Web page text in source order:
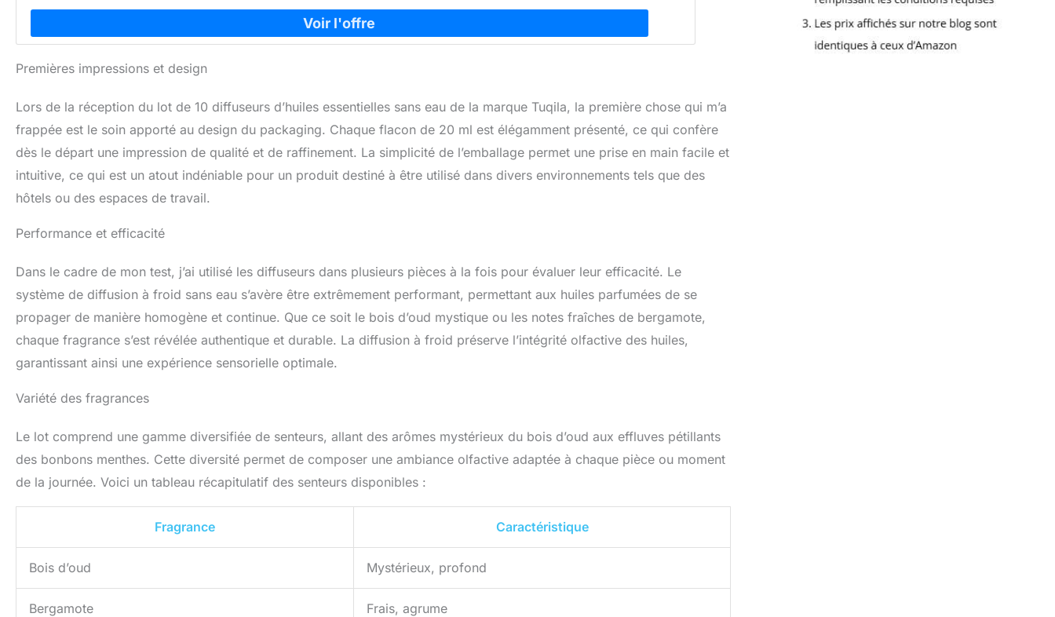
Premières impressions et design
Lors de la réception du lot de 10 diffuseurs d’huiles essentielles sans eau de la marque Tuqila, la première chose qui m’a
frappée est le soin apporté au design du packaging. Chaque flacon de 20 ml est élégamment présenté, ce qui confère
dès le départ une impression de qualité et de raffinement. La simplicité de l’emballage permet une prise en main facile et
intuitive, ce qui est un atout indéniable pour un produit destiné à être utilisé dans divers environnements tels que des
hôtels ou des espaces de travail.
Performance et efficacité
Dans le cadre de mon test, j’ai utilisé les diffuseurs dans plusieurs pièces à la fois pour évaluer leur efficacité. Le
système de diffusion à froid sans eau s’avère être extrêmement performant, permettant aux huiles parfumées de se
propager de manière homogène et continue. Que ce soit le bois d’oud mystique ou les notes fraîches de bergamote,
chaque fragrance s’est révélée authentique et durable. La diffusion à froid préserve l’intégrité olfactive des huiles,
garantissant ainsi une expérience sensorielle optimale.
Variété des fragrances
Le lot comprend une gamme diversifiée de senteurs, allant des arômes mystérieux du bois d’oud aux effluves pétillants
des bonbons menthes. Cette diversité permet de composer une ambiance olfactive adaptée à chaque pièce ou moment
de la journée. Voici un tableau récapitulatif des senteurs disponibles :
Fragrance Caractéristique
Bois d’oud Mystérieux, profond
Bergamote Frais, agrume